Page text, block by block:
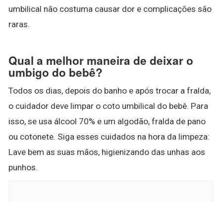
umbilical não costuma causar dor e complicações são
raras.
Qual a melhor maneira de deixar o
umbigo do bebê?
Todos os dias, depois do banho e após trocar a fralda,
o cuidador deve limpar o coto umbilical do bebê. Para
isso, se usa álcool 70% e um algodão, fralda de pano
ou cotonete. Siga esses cuidados na hora da limpeza:
Lave bem as suas mãos, higienizando das unhas aos
punhos.